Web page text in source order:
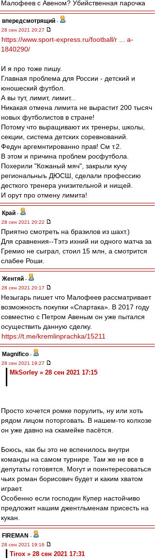
Малофеев с Авеном? Убийственная парочка
впередсмотрящий -
28 сен 2021 20:27
https://www.sport-express.ru/football/r ... a-
1840290/
И я про тоже пишу.
Главная проблема для России - детский и
юношеский футбол.
А вы тут, лимит, лимит...
Никакая отмена лимита не вырастит 200 тысяч
новых футболистов в стране!
Потому что выращивают их тренеры, школы,
секции, система детских соревнований.
Федун аргемнтированно прав! См т.2.
В этом и причина проблем росфутбола.
Похерили "Кожаный мяч", закрыли кучу
региональныъ ДЮСШ, сделали профессию
десткого тренера унизительной и нищей.
И орут про отмену лимита!
Край -
28 сен 2021 20:22
Приятно смотреть на бразилов из шахт.)
Для сравнения--Тэтэ ихний ни одного матча за
Гремио не сыграл, стоил 15 млн, а смотрится
слабее Роши.
Жентяй -
28 сен 2021 20:17
Незыгарь пишет что Малофеев рассматривает
возможность покупки «Спартака». В 2017 году
совместно с Петром Авеным он уже пытался
осуществить данную сделку.
https://t.me/kremlinprachka/15211
Magnifico -
28 сен 2021 19:27
MkSorley » 28 сен 2021 17:15
Просто хочется ромке порулить, ну или хоть
рядом лицом поторговать. В нашем-то колхозе
он уже давно на скамейке пасётся.
Боюсь, как бы это не вспенилось внутри
команды на самом турнире. Там же не все в
депутаты готовятся. Могут и поинтересоваться
чьих роман борисович будет и каким хватом
играет.
Особенно если господин Купер настойчиво
предложит нашим джентльменам присесть на
кукан.
FIREMAN -
28 сен 2021 19:16
Tirox » 28 сен 2021 17:31